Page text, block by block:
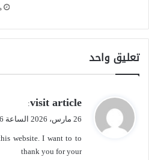
ا
ر
ص
ة
تعليق واحد
ي
ل
visit article
:
26 مارس، 2026 الساعة 9:16 م
website. I want to to
thank you for your